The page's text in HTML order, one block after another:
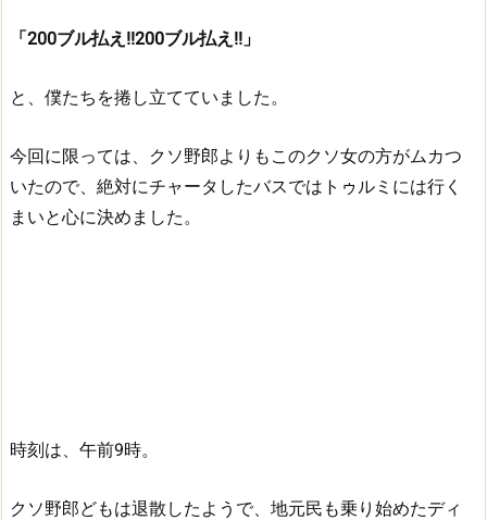
「200ブル払え!!200ブル払え!!」
と、僕たちを捲し立てていました。
今回に限っては、クソ野郎よりもこのクソ女の方がムカつ
いたので、絶対にチャータしたバスではトゥルミには行く
まいと心に決めました。
時刻は、午前9時。
クソ野郎どもは退散したようで、地元民も乗り始めたディ